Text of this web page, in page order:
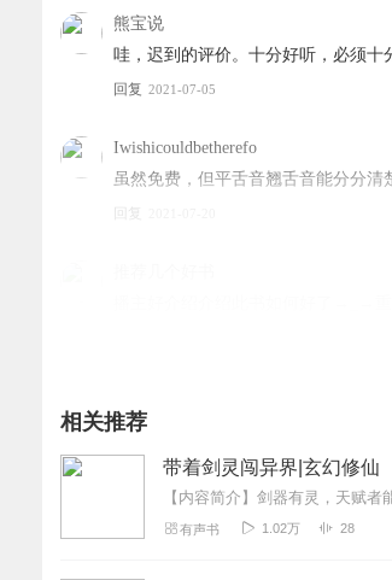
熊宝说
哇，迟到的评价。十分好听，必须十
回复 2021-07-05
Iwishicouldbetherefo
虽然免费，但平舌音翘舌音能分分清
回复
相关推荐
带着剑灵闯异界|玄幻修仙
有声书 1.02万 28